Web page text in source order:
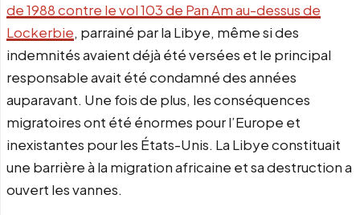
de 1988 contre le vol 103 de Pan Am au-dessus de
Lockerbie, parrainé par la Libye, même si des
indemnités avaient déjà été versées et le principal
responsable avait été condamné des années
auparavant. Une fois de plus, les conséquences
migratoires ont été énormes pour l’Europe et
inexistantes pour les États-Unis. La Libye constituait
une barrière à la migration africaine et sa destruction a
ouvert les vannes.